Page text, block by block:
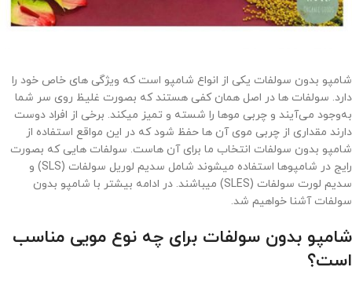
شامپو بدون سولفات یکی از انواع شامپو است که ویژگی های خاص خود را
دارد. سولفات ها در اصل همان کفی هستند که بصورت غلیظ روی سر شما
به‌وجود می‌آیند و چربی موها را شسته و تمیز میکند. برخی از افراد دوست
دارند مقداری از چربی موی آن ها حفظ شود که در این مواقع استفاده از
شامپو بدون سولفات انتخاب ما برای آن هاست. سولفات هایی که بصورت
رایج در شامپوها استفاده میشوند شامل سدیم لوریل سولفات (SLS) و
سدیم لورت سولفات (SLES) میباشند. در ادامه بیشتر با شامپو بدون
سولفات آشنا خواهیم شد.
شامپو بدون سولفات برای چه نوع مویی مناسب
است؟